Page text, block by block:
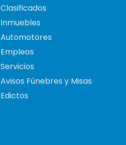
Clasificados
Inmuebles
Automotores
Empleos
Servicios
Avisos Fúnebres y Misas
Edictos